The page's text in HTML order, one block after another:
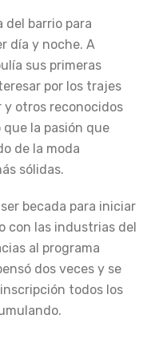
del barrio para
día y noche. A
sus primeras
por los trajes
y otros reconocidos
que la pasión que
de la moda
sólidas.
becada para iniciar
con las industrias del
al programa
dos veces y se
todos los